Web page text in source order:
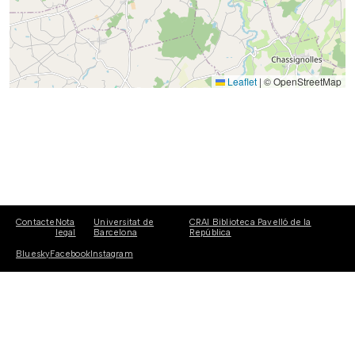
Leaflet | © OpenStreetMap
Contacte Nota
legal
Universitat de
Barcelona
CRAI Biblioteca Pavelló de la
República
BlueskyFacebook Instagram